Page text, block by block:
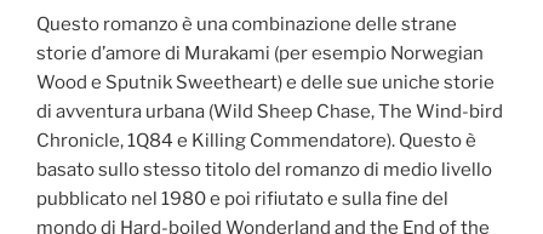
Questo romanzo è una combinazione delle strane
storie d’amore di Murakami (per esempio Norwegian
Wood e Sputnik Sweetheart) e delle sue uniche storie
di avventura urbana (Wild Sheep Chase, The Wind-bird
Chronicle, 1Q84 e Killing Commendatore). Questo è
basato sullo stesso titolo del romanzo di medio livello
pubblicato nel 1980 e poi rifiutato e sulla fine del
mondo di Hard-boiled Wonderland and the End of the